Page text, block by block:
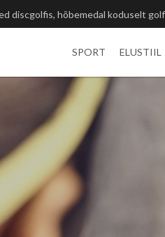
vaated ja unustamatu kogemus
SPORT ELUSTIIL